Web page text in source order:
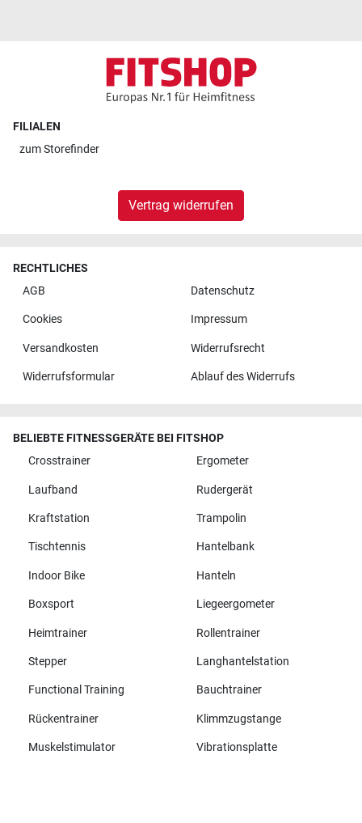
FILIALEN
zumStorefinder
Vertrag widerrufen
RECHTLICHES
AGB
Datenschutz
Cookies Impressum
Versandkosten Widerrufsrecht
Widerrufsformular Ablauf des Widerrufs
BELIEBTE FITNESSGERÄTE BEI FITSHOP
Crosstrainer
Ergometer
Laufband Rudergerät
Kraftstation Trampolin
Tischtennis Hantelbank
Indoor Bike Hanteln
Boxsport Liegeergometer
Heimtrainer Rollentrainer
Stepper Langhantelstation
Functional Training Bauchtrainer
Rückentrainer Klimmzugstange
Muskelstimulator Vibrationsplatte